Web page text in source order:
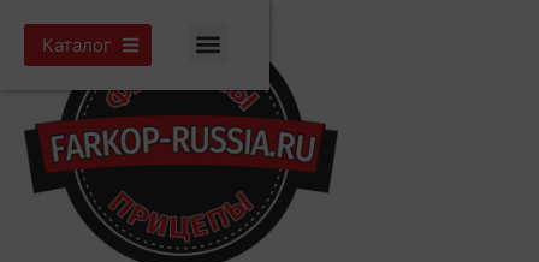
Каталог